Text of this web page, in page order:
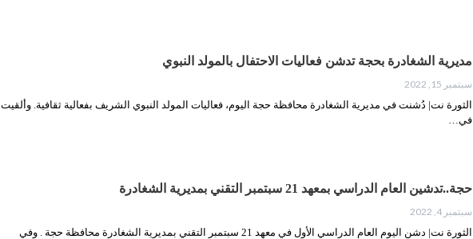
مديرية الشغادرة بحجة تدشن فعاليات الاحتفال بالمولد النبوي
سبتمبر 15, 2022
الثورة نت| دُشنت في مديرية الشغادرة محافظة حجة اليوم، فعاليات المولد النبوي الشريف بفعالية ثقافية. وألقيت
في…
حجة..تدشين العام الدراسي بمعهد 21 سبتمبر التقني بمديرية الشغادرة
سبتمبر 4, 2022
الثورة نت| دشن اليوم العام الدراسي الأول في معهد 21 سبتمبر التقني بمديرية الشغادرة محافظة حجة . وفي